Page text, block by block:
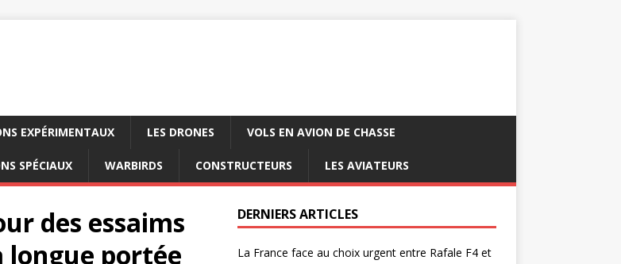
EXPÉRIMENTAUX LES DRONES VOLS EN AVION DE CHASSE
SPÉCIAUX WARBIRDS CONSTRUCTEURS LES AVIATEURS
des essaims
longue portée
DERNIERS ARTICLES
La France face au choix urgent entre Rafale F4 et